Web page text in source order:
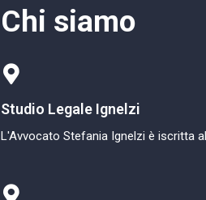
Chi siamo
Studio Legale Ignelzi
L'Avvocato Stefania Ignelzi è iscritta